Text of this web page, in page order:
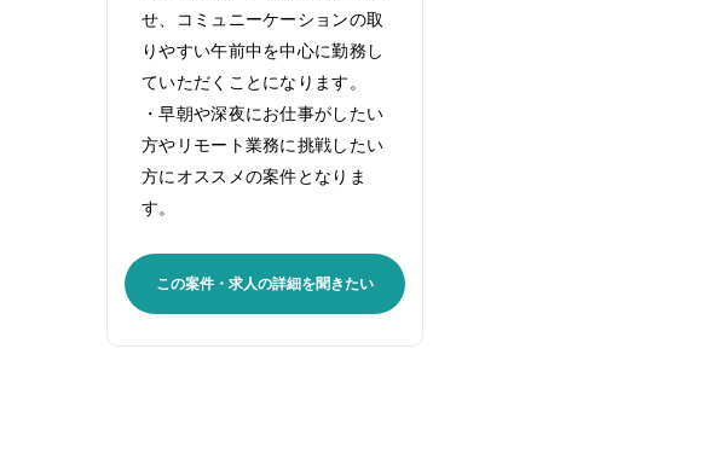
せ、コミュニーケーションの取
りやすい午前中を中心に勤務し
ていただくことになります。
・早朝や深夜にお仕事がしたい
方やリモート業務に挑戦したい
方にオススメの案件となりま
す。
この案件・求人の詳細を聞きたい